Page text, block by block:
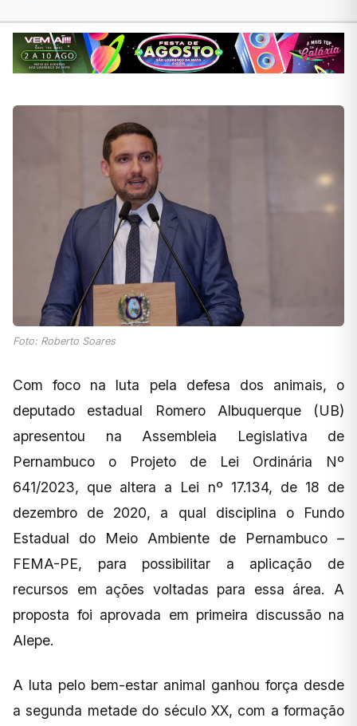
Foto: Roberto Soares
Com foco na luta pela defesa dos animais, o
deputado estadual Romero Albuquerque (UB)
apresentou na Assembleia Legislativa de
Pernambuco o Projeto de Lei Ordinária Nº
641/2023, que altera a Lei nº 17.134, de 18 de
dezembro de 2020, a qual disciplina o Fundo
Estadual do Meio Ambiente de Pernambuco –
FEMA-PE, para possibilitar a aplicação de
recursos em ações voltadas para essa área. A
proposta foi aprovada em primeira discussão na
Alepe.
A luta pelo bem-estar animal ganhou força desde
a segunda metade do século XX, com a formação